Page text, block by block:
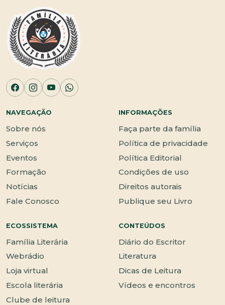
NAVEGAÇÃO
Sobre nós
Serviços
Eventos
Formação
Notícias
Fale Conosco
INFORMAÇÕES
Faça parte da família
Política de privacidade
Política Editorial
Condições de uso
Direitos autorais
Publique seu Livro
ECOSSISTEMA
Família Literária
Webrádio
Loja virtual
Escola literária
Clube de leitura
CONTEÚDOS
Diário do Escritor
Literatura
Dicas de Leitura
Vídeos e encontros